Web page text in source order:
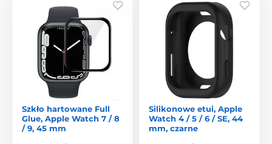
Szkło hartowane Full
Glue, Apple Watch 7 / 8
/ 9, 45 mm
Silikonowe etui, Apple
Watch 4 / 5 / 6 / SE, 44
mm, czarne